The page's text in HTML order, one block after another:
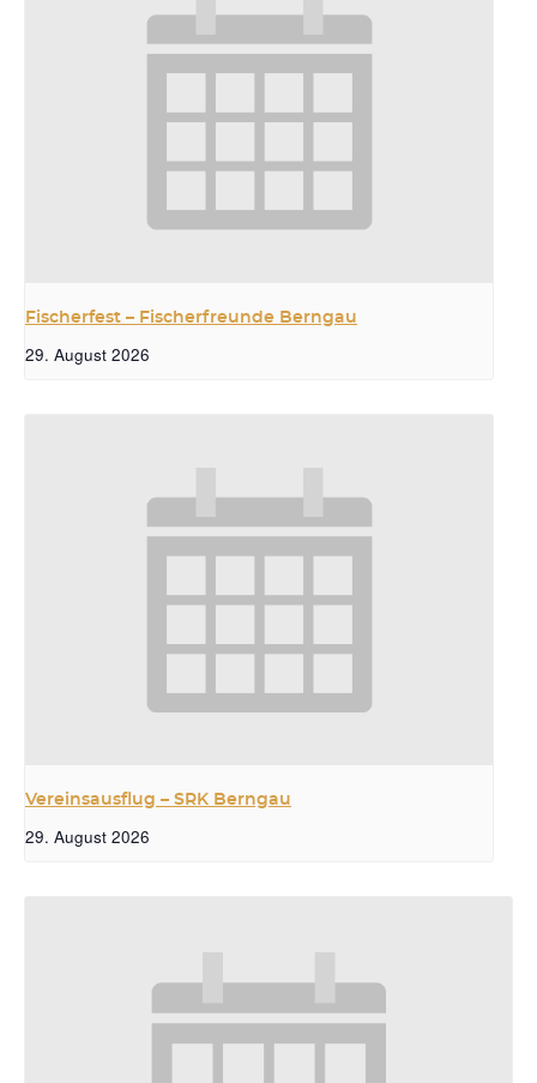
Fischerfest – Fischerfreunde Berngau
29. August 2026
Vereinsausflug – SRK Berngau
29. August 2026